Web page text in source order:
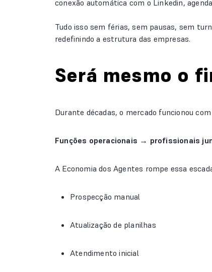
conexão automática com o Linkedin,
Tudo isso sem férias, sem pausas, sem
redefinindo a estrutura das empresas.
Será mesmo o
Durante décadas, o mercado funcionou
Funções operacionais → profissionais
A Economia dos Agentes rompe essa
Prospecção manual
Atualização de planilhas
Atendimento inicial